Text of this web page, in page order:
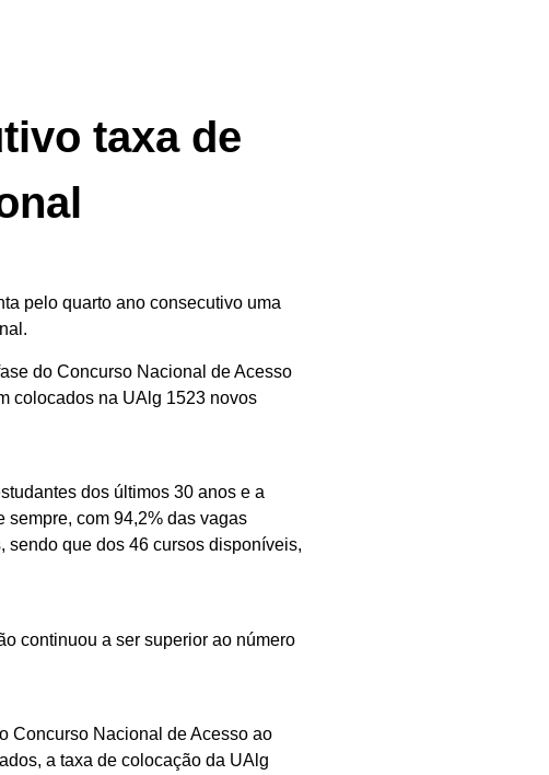
taxa de
pelo quarto ano consecutivo uma
do Concurso Nacional de Acesso
colocados na UAlg 1523 novos
dos últimos 30 anos e a
sempre, com 94,2% das vagas
sendo que dos 46 cursos disponíveis,
continuou a ser superior ao número
Concurso Nacional de Acesso ao
a taxa de colocação da UAlg